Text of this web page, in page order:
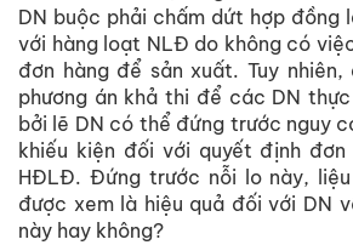
DN buộc phải chấm dứt hợp đồng
với hàng loạt NLĐ do không có
đơn hàng để sản xuất. Tuy
phương án khả thi để các DN
bởi lẽ DN có thể đứng trước nguy
khiếu kiện đối với quyết định
HĐLĐ. Đứng trước nỗi lo này,
được xem là hiệu quả đối với DN
này hay không?